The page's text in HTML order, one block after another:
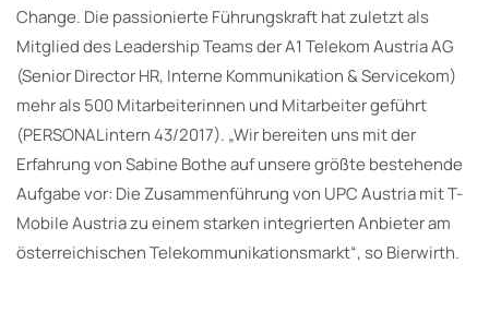
Change. Die passionierte Führungskraft hat zuletzt als
Mitglied des Leadership Teams der A1 Telekom Austria AG
(Senior Director HR, Interne Kommunikation & Servicekom)
mehr als 500 Mitarbeiterinnen und Mitarbeiter geführt
(PERSONALintern 43/2017). „Wir bereiten uns mit der
Erfahrung von Sabine Bothe auf unsere größte bestehende
Aufgabe vor: Die Zusammenführung von UPC Austria mit T-
Mobile Austria zu einem starken integrierten Anbieter am
österreichischen Telekommunikationsmarkt“, so Bierwirth.